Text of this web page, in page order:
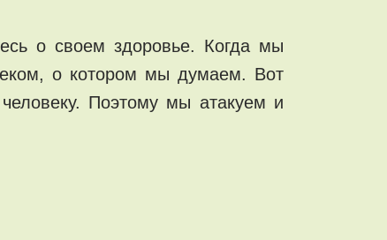
о своем здоровье. Когда мы
о котором мы думаем. Вот
Поэтому мы атакуем и